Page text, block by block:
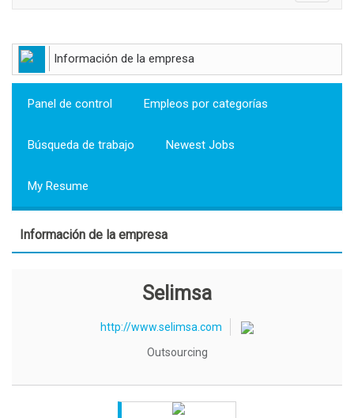
Información de la empresa
Panel de control Empleos por categorías
Búsqueda de trabajo Newest Jobs
My Resume
Información de la empresa
Selimsa
http://www.selimsa.com
Outsourcing